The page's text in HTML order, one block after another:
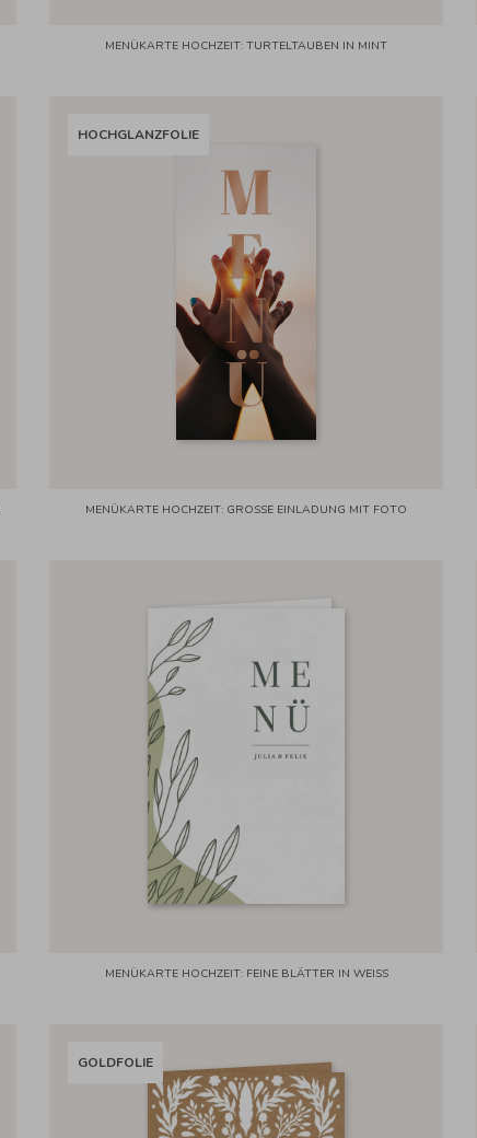
MENÜKARTE HOCHZEIT: TURTELTAUBEN IN MINT
HOCHGLANZFOLIE
MENÜKARTE HOCHZEIT: GROSSE EINLADUNG MIT FOTO
MENÜKARTE HOCHZEIT: FEINE BLÄTTER IN WEISS
GOLDFOLIE